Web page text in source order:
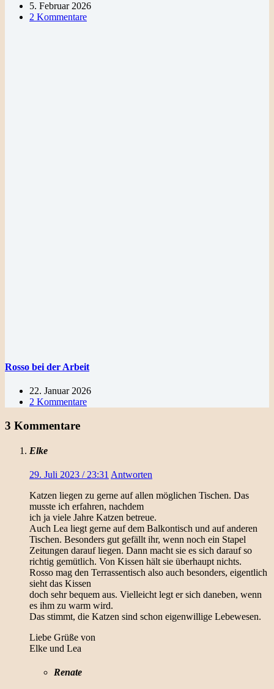
5. Februar 2026
2 Kommentare
Rosso bei der Arbeit
22. Januar 2026
2 Kommentare
3 Kommentare
Elke
29. Juli 2023 / 23:31 Antworten
Katzen liegen zu gerne auf allen möglichen Tischen. Das
musste ich erfahren, nachdem
ich ja viele Jahre Katzen betreue.
Auch Lea liegt gerne auf dem Balkontisch und auf anderen
Tischen. Besonders gut gefällt ihr, wenn noch ein Stapel
Zeitungen darauf liegen. Dann macht sie es sich darauf so
richtig gemütlich. Von Kissen hält sie überhaupt nichts.
Rosso mag den Terrassentisch also auch besonders, eigentlich
sieht das Kissen
doch sehr bequem aus. Vielleicht legt er sich daneben, wenn
es ihm zu warm wird.
Das stimmt, die Katzen sind schon eigenwillige Lebewesen.
Liebe Grüße von
Elke und Lea
Renate